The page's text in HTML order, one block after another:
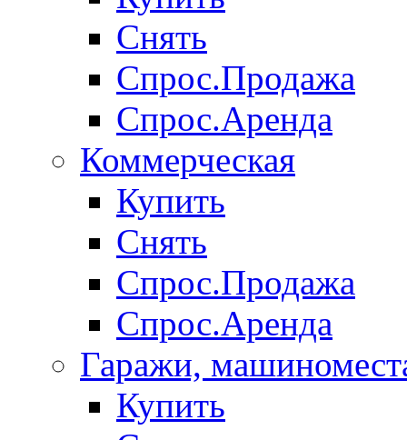
Снять
Спрос.Продажа
Спрос.Аренда
Коммерческая
Купить
Снять
Спрос.Продажа
Спрос.Аренда
Гаражи,
Купить